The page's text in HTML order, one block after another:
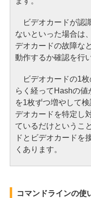
ビデオカードが認
ないといった場合は
デオカードの故障な
動作するか確認を行
ビデオカードの1枚
らく経ってHashの
を1枚ずつ増やして
デオカードを特定し
ているだけというこ
ドとビデオカードを
くあります。
コマンドラインの使